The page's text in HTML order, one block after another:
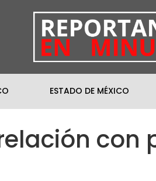
ESTADO DE MÉXICO